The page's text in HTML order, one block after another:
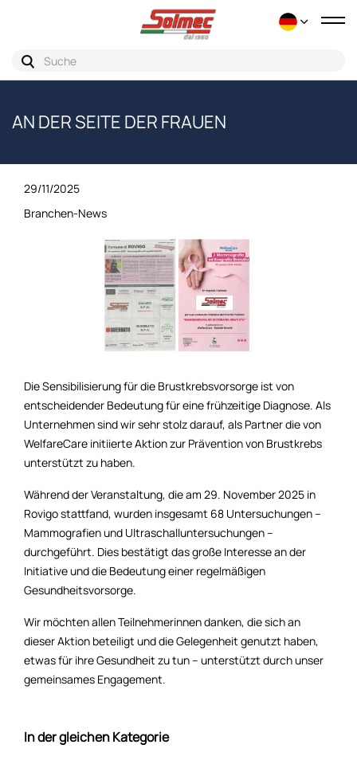
AN DER SEITE DER FRAUEN
29/11/2025
Branchen-News
Die Sensibilisierung für die Brustkrebsvorsorge ist von
entscheidender Bedeutung für eine frühzeitige Diagnose. Als
Unternehmen sind wir sehr stolz darauf, als Partner die von
WelfareCare initiierte Aktion zur Prävention von Brustkrebs
unterstützt zu haben.
Während der Veranstaltung, die am 29. November 2025 in
Rovigo stattfand, wurden insgesamt 68 Untersuchungen –
Mammografien und Ultraschalluntersuchungen –
durchgeführt. Dies bestätigt das große Interesse an der
Initiative und die Bedeutung einer regelmäßigen
Gesundheitsvorsorge.
Wir möchten allen Teilnehmerinnen danken, die sich an
dieser Aktion beteiligt und die Gelegenheit genutzt haben,
etwas für ihre Gesundheit zu tun – unterstützt durch unser
gemeinsames Engagement.
In der gleichen Kategorie